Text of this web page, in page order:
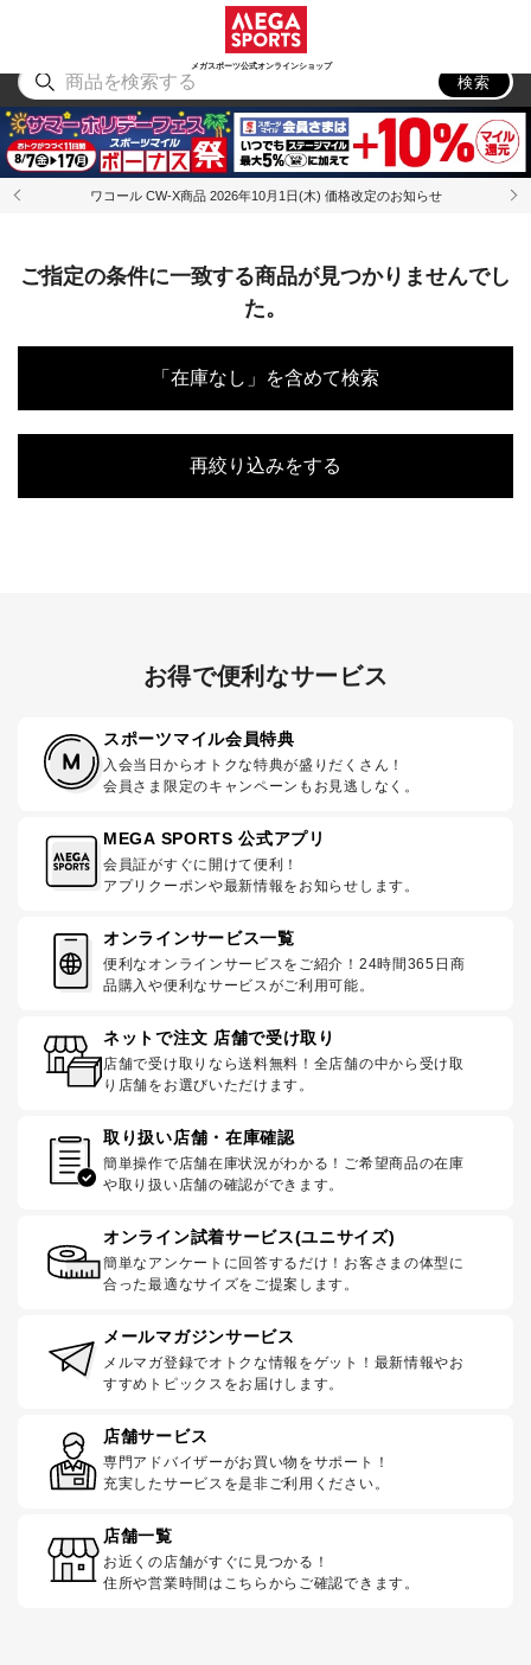
メガスポーツ公式オンラインショップ
アウトドア
検索
ワコール CW-X商品 2026年10月1日(木) 価格改定のお知らせ
ご指定の条件に一致する商品が見つかりませんでし
た。
「在庫なし」を含めて検索
再絞り込みをする
お得で便利なサービス
スポーツマイル会員特典
入会当日からオトクな特典が盛りだくさん！
会員さま限定のキャンペーンもお見逃しなく。
MEGA SPORTS 公式アプリ
会員証がすぐに開けて便利！
アプリクーポンや最新情報をお知らせします。
オンラインサービス一覧
便利なオンラインサービスをご紹介！24時間365日商
品購入や便利なサービスがご利用可能。
ネットで注文 店舗で受け取り
店舗で受け取りなら送料無料！全店舗の中から受け取
り店舗をお選びいただけます。
取り扱い店舗・在庫確認
簡単操作で店舗在庫状況がわかる！ご希望商品の在庫
や取り扱い店舗の確認ができます。
オンライン試着サービス(ユニサイズ)
簡単なアンケートに回答するだけ！お客さまの体型に
合った最適なサイズをご提案します。
メールマガジンサービス
メルマガ登録でオトクな情報をゲット！最新情報やお
すすめトピックスをお届けします。
店舗サービス
専門アドバイザーがお買い物をサポート！
充実したサービスを是非ご利用ください。
店舗一覧
お近くの店舗がすぐに見つかる！
住所や営業時間はこちらからご確認できます。